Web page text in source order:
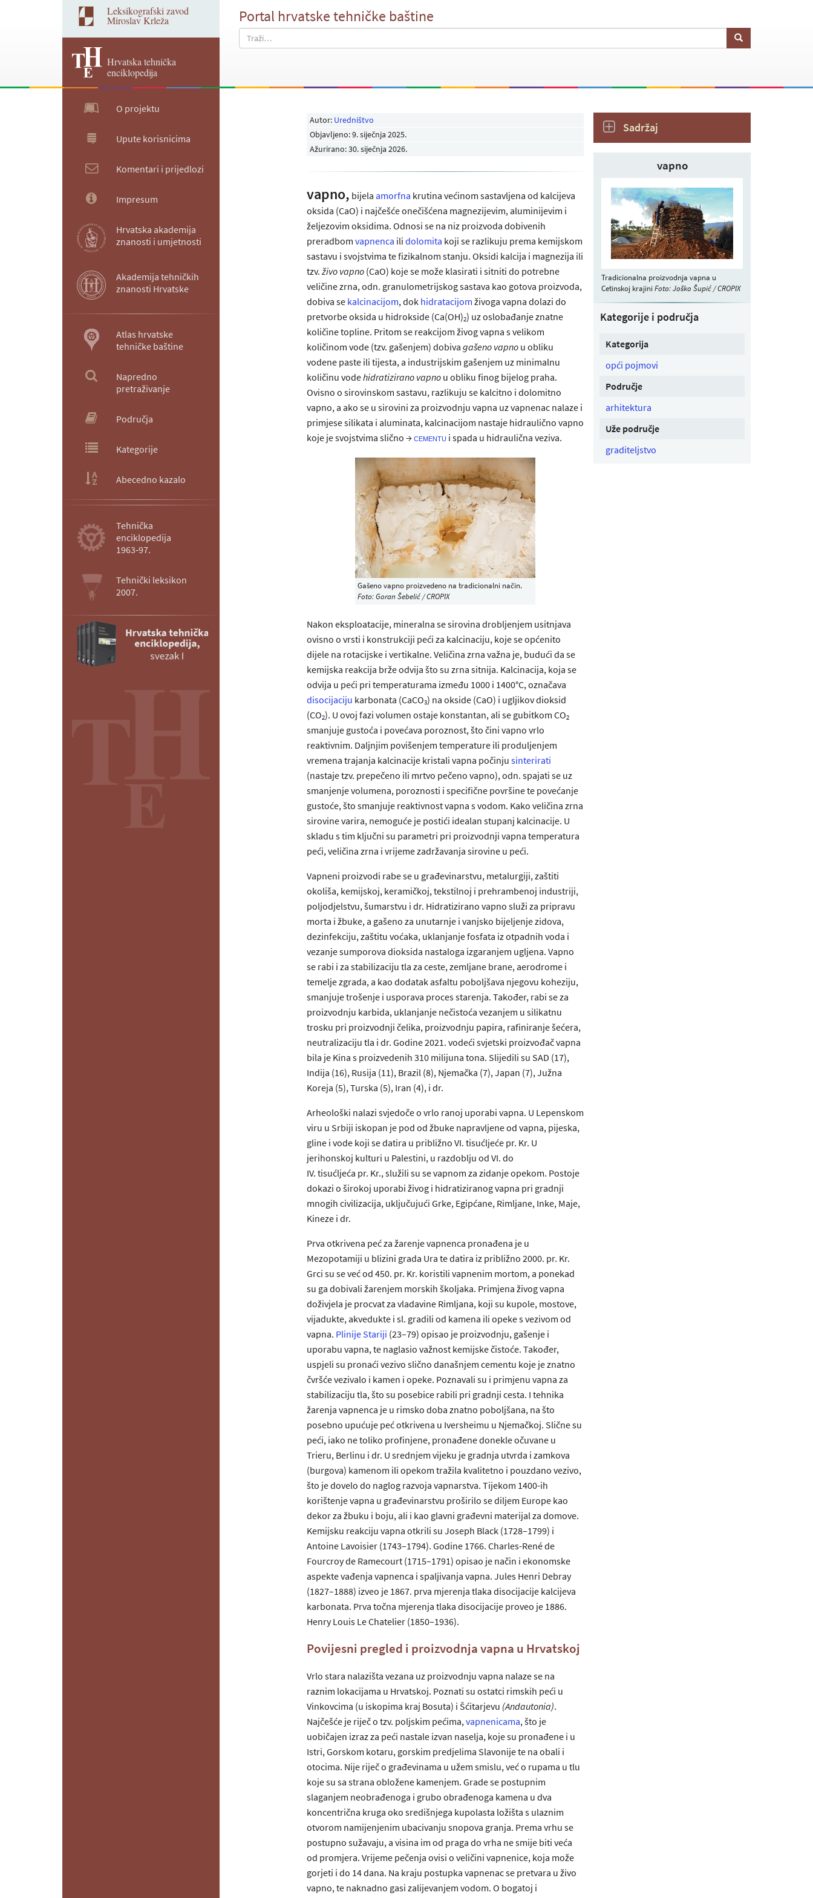
Leksikografski zavod
Miroslav Krleža
Hrvatska tehnička
enciklopedija
Portal hrvatske tehničke baštine
O projektu
Upute korisnicima
Komentari i prijedlozi
Impresum
Hrvatska akademija
znanosti i umjetnosti
Akademija tehničkih
znanosti Hrvatske
Atlas hrvatske
tehničke baštine
Napredno
pretraživanje
Područja
Kategorije
Abecedno kazalo
Tehnička
enciklopedija
1963‑97.
Tehnički leksikon
2007.
Autor: Uredništvo
Objavljeno:9. siječnja 2025.
Ažurirano: 30. siječnja 2026.
vapno, bijela amorfna krutina većinom sastavljena od kalcijeva
oksida (CaO) i najčešće onečišćena magnezijevim, aluminijevim i
željezovim oksidima. Odnosi se na niz proizvoda dobivenih
preradbom vapnenca ili dolomita koji se razlikuju prema kemijskom
sastavu i svojstvima te fizikalnom stanju. Oksidi kalcija i magnezija ili
tzv. živo vapno (CaO) koje se može klasirati i sitniti do potrebne
veličine zrna, odn. granulometrijskog sastava kao gotova proizvoda,
dobiva se kalcinacijom, dok hidratacijom živoga vapna dolazi do
pretvorbe oksida u hidrokside (Ca(OH)2) uz oslobađanje znatne
količine topline. Pritom se reakcijom živog vapna s velikom
količinom vode (tzv. gašenjem) dobiva gašeno vapno u obliku
vodene paste ili tijesta, a industrijskim gašenjem uz minimalnu
količinu vodehidratizirano vapno u obliku finog bijelog praha.
Ovisno o sirovinskom sastavu, razlikuju se kalcitno i dolomitno
vapno, a ako se u sirovini za proizvodnju vapna uz vapnenac nalaze i
primjese silikata i aluminata, kalcinacijom nastaje hidraulično vapno
koje je svojstvima slično →cementu i spada u hidraulična veziva.
Gašeno vapno proizvedeno na tradicionalni način.
Foto: Goran Šebelić / CROPIX
Nakon eksploatacije, mineralna se sirovina drobljenjem usitnjava
ovisno o vrsti i konstrukciji peći za kalcinaciju, koje se općenito
dijele na rotacijske i vertikalne. Veličina zrna važna je, budući da se
kemijska reakcija brže odvija što su zrna sitnija. Kalcinacija, koja se
odvija u peći pri temperaturama između 1000 i 1400°C, označava
disocijaciju karbonata (CaCO3) na okside (CaO) i ugljikov dioksid
(CO2). U ovoj fazi volumen ostaje konstantan, ali se gubitkom CO2
smanjuje gustoća i povećava poroznost, što čini vapno vrlo
reaktivnim. Daljnjim povišenjem temperature ili produljenjem
vremena trajanja kalcinacije kristali vapna počinju sinterirati
(nastaje tzv. prepečeno ili mrtvo pečeno vapno), odn. spajati se uz
smanjenje volumena, poroznosti i specifične površine te povećanje
gustoće, što smanjuje reaktivnost vapna s vodom. Kako veličina zrna
sirovine varira, nemoguće je postići idealan stupanj kalcinacije. U
skladu s tim ključni su parametri pri proizvodnji vapna temperatura
peći, veličina zrna i vrijeme zadržavanja sirovine u peći.
Vapneni proizvodi rabe se u građevinarstvu, metalurgiji, zaštiti
okoliša, kemijskoj, keramičkoj, tekstilnoj i prehrambenoj industriji,
poljodjelstvu, šumarstvu i dr. Hidratizirano vapno služi za pripravu
morta i žbuke, a gašeno za unutarnje i vanjsko bijeljenje zidova,
dezinfekciju, zaštitu voćaka, uklanjanje fosfata iz otpadnih voda i
vezanje sumporova dioksida nastaloga izgaranjem ugljena. Vapno
se rabi i za stabilizaciju tla za ceste, zemljane brane, aerodrome i
temelje zgrada, a kao dodatak asfaltu poboljšava njegovu koheziju,
smanjuje trošenje i usporava proces starenja. Također, rabi se za
proizvodnju karbida, uklanjanje nečistoća vezanjem u silikatnu
trosku pri proizvodnji čelika, proizvodnju papira, rafiniranje šećera,
neutralizaciju tla i dr. Godine 2021. vodeći svjetski proizvođač vapna
bila je Kina s proizvedenih 310 milijuna tona. Slijedili su SAD (17),
Indija (16), Rusija (11), Brazil (8), Njemačka (7), Japan (7), Južna
Koreja (5), Turska (5), Iran (4), i dr.
Arheološki nalazi svjedoče o vrlo ranoj uporabi vapna. U Lepenskom
viru u Srbiji iskopan je pod od žbuke napravljene od vapna, pijeska,
gline i vode koji se datira u približno VI. tisućljeće pr. Kr. U
jerihonskoj kulturi u Palestini, u razdoblju od VI. do
IV. tisućljeća pr. Kr., služili su se vapnom za zidanje opekom. Postoje
dokazi o širokoj uporabi živog i hidratiziranog vapna pri gradnji
mnogih civilizacija, uključujući Grke, Egipćane, Rimljane, Inke, Maje,
Kineze i dr.
Prva otkrivena peć za žarenje vapnenca pronađena je u
Mezopotamiji u blizini grada Ura te datira iz približno 2000. pr. Kr.
Grci su se već od 450. pr. Kr. koristili vapnenim mortom, a ponekad
su ga dobivali žarenjem morskih školjaka. Primjena živog vapna
doživjela je procvat za vladavine Rimljana, koji su kupole, mostove,
vijadukte, akvedukte i sl. gradili od kamena ili opeke s vezivom od
vapna. Plinije Stariji (23–79) opisao je proizvodnju, gašenje i
uporabu vapna, te naglasio važnost kemijske čistoće. Također,
uspjeli su pronaći vezivo slično današnjem cementu koje je znatno
čvršće vezivalo i kamen i opeke. Poznavali su i primjenu vapna za
stabilizaciju tla, što su posebice rabili pri gradnji cesta. I tehnika
žarenja vapnenca je u rimsko doba znatno poboljšana, na što
posebno upućuje peć otkrivena u Iversheimu u Njemačkoj. Slične su
peći, iako ne toliko profinjene, pronađene donekle očuvane u
Trieru, Berlinu i dr. U srednjem vijeku je gradnja utvrda i zamkova
(burgova) kamenom ili opekom tražila kvalitetno i pouzdano vezivo,
što je dovelo do naglog razvoja vapnarstva. Tijekom 1400-ih
korištenje vapna u građevinarstvu proširilo se diljem Europe kao
dekor za žbuku i boju, ali i kao glavni građevni materijal za domove.
Kemijsku reakciju vapna otkrili su Joseph Black (1728–1799) i
Antoine Lavoisier (1743–1794). Godine 1766. Charles-René de
Fourcroy de Ramecourt (1715–1791) opisao je način i ekonomske
aspekte vađenja vapnenca i spaljivanja vapna. Jules Henri Debray
(1827–1888) izveo je 1867. prva mjerenja tlaka disocijacije kalcijeva
karbonata. Prva točna mjerenja tlaka disocijacije proveo je 1886.
Henry Louis Le Chatelier (1850–1936).
Povijesni pregled i proizvodnja vapna u Hrvatskoj
Vrlo stara nalazišta vezana uz proizvodnju vapna nalaze se na
raznim lokacijama u Hrvatskoj. Poznati su ostatci rimskih peći u
Vinkovcima (u iskopima kraj Bosuta) i Šćitarjevu (Andautonia).
Najčešće je riječ o tzv. poljskim pećima, vapnenicama, što je
uobičajen izraz za peći nastale izvan naselja, koje su pronađene i u
Istri, Gorskom kotaru, gorskim predjelima Slavonije te na obali i
otocima. Nije riječ o građevinama u užem smislu, već o rupama u tlu
koje su sa strana obložene kamenjem. Grade se postupnim
slaganjem neobrađenoga i grubo obrađenoga kamena u dva
koncentrična kruga oko središnjega kupolasta ložišta s ulaznim
otvorom namijenjenim ubacivanju snopova granja. Prema vrhu se
postupno sužavaju, a visina im od praga do vrha ne smije biti veća
od promjera. Vrijeme pečenja ovisi o veličini vapnenice, koja može
gorjeti i do 14 dana. Na kraju postupka vapnenac se pretvara u živo
vapno, te naknadno gasi zalijevanjem vodom. O bogatoj i
Sadržaj
vapno
Tradicionalna proizvodnja vapna u
Cetinskoj krajiniFoto: Joško Šupić / CROPIX
Kategorije i područja
Kategorija
opći pojmovi
Područje
arhitektura
Uže područje
graditeljstvo